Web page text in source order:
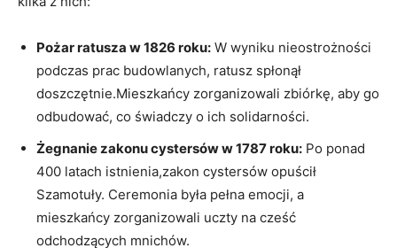
Pożar ratusza w 1826 roku: W wyniku nieostrożności
podczas prac budowlanych, ratusz spłonął
doszczętnie.Mieszkańcy zorganizowali zbiórkę, aby go
odbudować, co świadczy o ich solidarności.
Żegnanie zakonu cystersów w 1787 roku: Po ponad
400 latach istnienia,zakon cystersów opuścił
Szamotuły. Ceremonia była pełna emocji, a
mieszkańcy zorganizowali uczty na cześć
odchodzących mnichów.